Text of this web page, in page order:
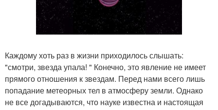
Каждому хоть раз в жизни приходилось слышать:
"смотри, звезда упала! " Конечно, это явление не имеет
прямого отношения к звездам. Перед нами всего лишь
попадание метеорных тел в атмосферу земли. Однако
не все догадываются, что науке известна и настоящая